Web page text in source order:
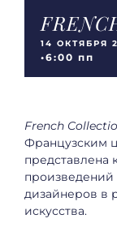
14 ОКТЯБРЯ
•6:00 пп
French
Французским
представлена
произведений
дизайнеров в
искусства.